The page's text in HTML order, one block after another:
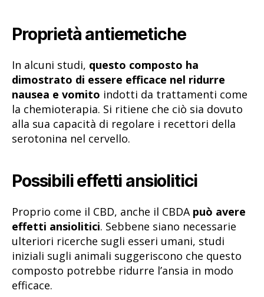
Proprietà antiemetiche
In alcuni studi, questo composto ha
dimostrato di essere efficace nel ridurre
nausea e vomito indotti da trattamenti come
la chemioterapia. Si ritiene che ciò sia dovuto
alla sua capacità di regolare i recettori della
serotonina nel cervello.
Possibili effetti ansiolitici
Proprio come il CBD, anche il CBDA può avere
effetti ansiolitici. Sebbene siano necessarie
ulteriori ricerche sugli esseri umani, studi
iniziali sugli animali suggeriscono che questo
composto potrebbe ridurre l’ansia in modo
efficace.